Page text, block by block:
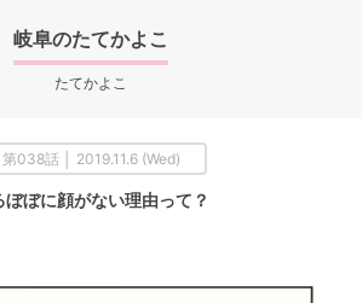
岐阜のたてかよこ
たてかよこ
第038話 │ 2019.11.6 (Wed)
ぼぼに顔がない理由って？